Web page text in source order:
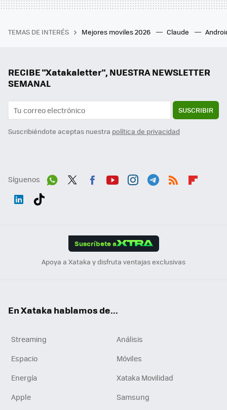
TEMAS DE INTERÉS Mejores moviles 2026 Claude
RECIBE "Xatakaletter", NUESTRA NEWSLETTER
SEMANAL
SUSCRIBIR
Suscribiéndote aceptas nuestra política de privacidad
Síguenos
Suscríbete a
Apoya a Xataka y disfruta ventajas exclusivas
En Xataka hablamos de...
Streaming
Análisis
Espacio
Móviles
Energía
Xataka Movilidad
Apple
Samsung